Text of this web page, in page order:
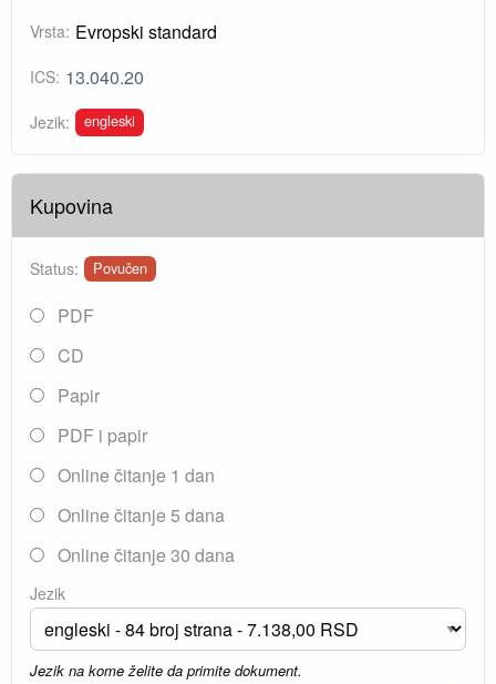
Vrsta: Evropski standard
ICS: 13.040.20
Jezik: engleski
Kupovina
Status: Povučen
PDF
CD
Papir
PDF i papir
Online čitanje 1 dan
Online čitanje 5 dana
Online čitanje 30 dana
Jezik
Jezik na kome želite da primite dokument.